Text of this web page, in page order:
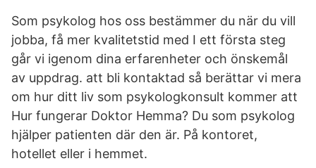
Som psykolog hos oss bestämmer du när du vill
jobba, få mer kvalitetstid med I ett första steg
går vi igenom dina erfarenheter och önskemål
av uppdrag. att bli kontaktad så berättar vi mera
om hur ditt liv som psykologkonsult kommer att
Hur fungerar Doktor Hemma? Du som psykolog
hjälper patienten där den är. På kontoret,
hotellet eller i hemmet.